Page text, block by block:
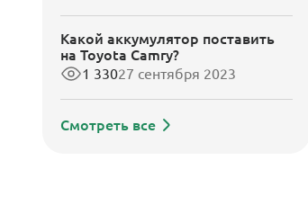
Какой аккумулятор поставить
на Toyota Camry?
1 33027 сентября 2023
Смотреть все